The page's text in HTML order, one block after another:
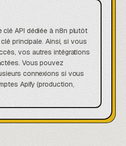
clé API dédiée à n8n plutôt
principale. Ainsi, si vous
vos autres intégrations
Vous pouvez
connexions si vous
Apify (production,